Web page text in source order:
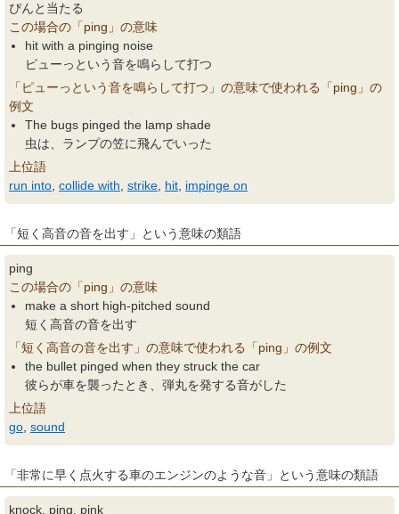
ぴんと当たる
この場合の「ping」の意味
hit with a pinging noise
ピューっという音を鳴らして打つ
「ピューっという音を鳴らして打つ」の意味で使われる「ping」の
例文
The bugs pinged the lamp shade
虫は、ランプの笠に飛んでいった
上位語
run into collide with strike hit impinge on
「短く高音の音を出す」という意味の類語
ping
この場合の「ping」の意味
make a short high-pitched sound
短く高音の音を出す
「短く高音の音を出す」の意味で使われる「ping」の例文
the bullet pinged when they struck the car
彼らが車を襲ったとき、弾丸を発する音がした
上位語
go sound
「非常に早く点火する車のエンジンのような音」という意味の類語
knock, ping, pink